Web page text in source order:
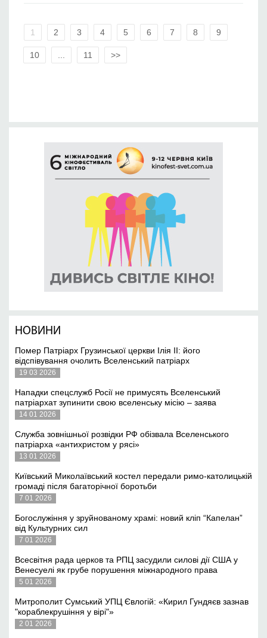
1 2 3 4 5 6 7 8 9
10 11 >>
НОВИНИ
Помер Патріарх Грузинської церкви Ілія II: його
відспівування очолить Вселенський патріарх
19 03 2026
Нападки спецслужб Росії не примусять Вселенський
патріархат зупинити свою вселенську місію – заява
14 01 2026
Служба зовнішньої розвідки РФ обізвала Вселенського
патріарха «антихристом у рясі»
13 01 2026
Київський Миколаївський костел передали римо-католицькій
громаді після багаторічної боротьби
7 01 2026
Богослужіння у зруйнованому храмі: новий кліп “Капелан”
від Культурних сил
7 01 2026
Всесвітня рада церков та РПЦ засудили силові дії США у
Венесуелі як грубе порушення міжнародного права
5 01 2026
Митрополит Сумський УПЦ Євлогій: «Кирил Гундяєв зазнав
"кораблекрушіння у вірі"»
2 01 2026